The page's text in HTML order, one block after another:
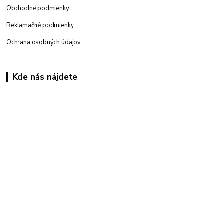
Obchodné podmienky
Reklamačné podmienky
Ochrana osobných údajov
Kde nás nájdete